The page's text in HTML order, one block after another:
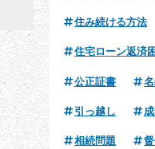
住み続ける方法
住宅ローン返済
公正証書
引っ越し
相続問題